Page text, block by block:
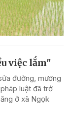
việc lắm"
đường, mương
luật đã trở
ở xã Ngọk